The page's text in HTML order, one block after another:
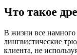
Что такое
В жизни все
лингвистические
клиента, не